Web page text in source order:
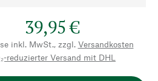
39,95 €
inkl. MwSt., zzgl. Versandkosten
reduzierter Versand mit DHL